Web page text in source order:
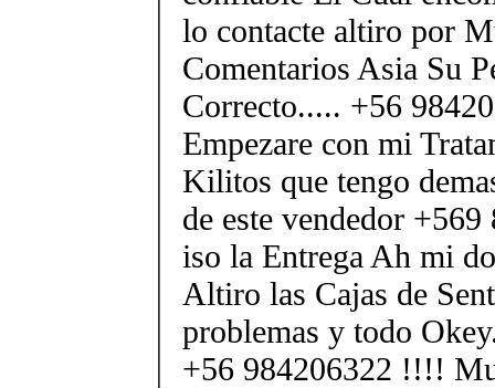
lo contacte altiro por
Comentarios Asia Su
Correcto..... +56
Empezare con mi
Kilitos que tengo
de este vendedor
iso la Entrega Ah mi
Altiro las Cajas de
problemas y todo
+56 984206322 !!!!